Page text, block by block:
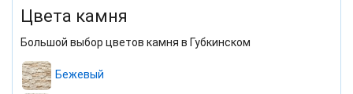
Цвета камня
Большой выбор цветов камня в Губкинском
Бежевый